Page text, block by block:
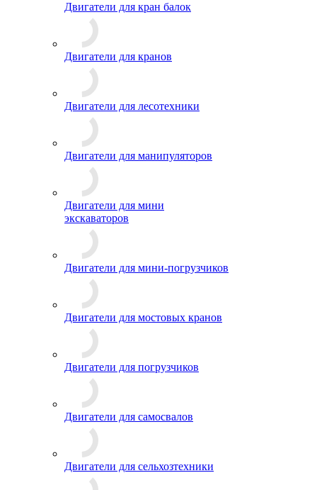
Двигатели для кран балок
Двигатели для кранов
Двигатели для лесотехники
Двигатели для манипуляторов
Двигатели для мини
экскаваторов
Двигатели для мини-погрузчиков
Двигатели для мостовых кранов
Двигатели для погрузчиков
Двигатели для самосвалов
Двигатели для сельхозтехники